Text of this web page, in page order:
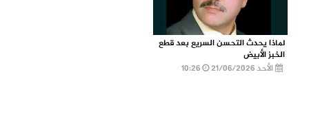
لماذا يحدث التحسن السريع بعد قطع
الخبز الأبيض
الأحد 21/06/2026